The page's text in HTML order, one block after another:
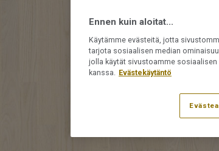
Ennen kuin aloitat...
Käytämme evästeitä, jotta
tarjota sosiaalisen median
jolla käytät sivustoamme sosiaalisen
kanssa.
Evästekäytäntö